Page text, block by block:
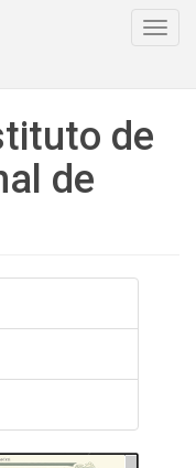
de
de